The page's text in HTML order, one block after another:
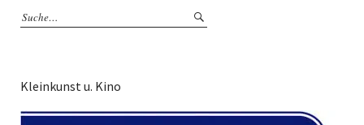
Kleinkunst u. Kino